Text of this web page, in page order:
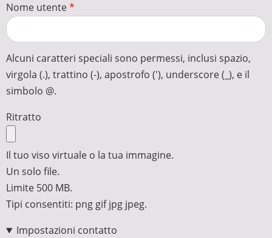
Nome utente
Alcuni caratteri speciali sono permessi, inclusi spazio,
virgola (.), trattino (-), apostrofo ('), underscore (_), e il
simbolo @.
Ritratto
Il tuo viso virtuale o la tua immagine.
Un solo file.
Limite 500 MB.
Tipi consentiti: png gif jpg jpeg.
Impostazioni contatto